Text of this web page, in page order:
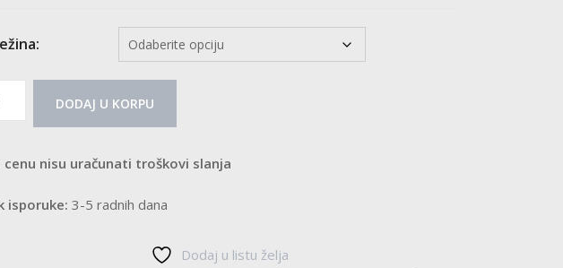
DODAJ U KORPU
cenu nisu uračunati troškovi slanja
isporuke: 3-5 radnih dana
Dodaj u listu želja